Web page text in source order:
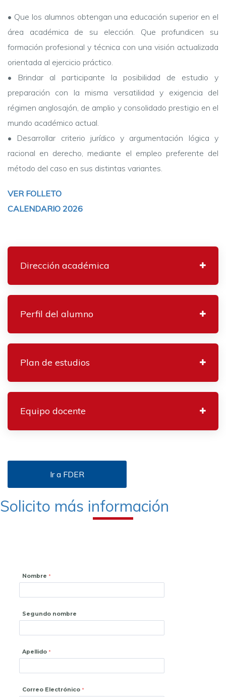
• Que los alumnos obtengan una educación superior en el
área académica de su elección. Que profundicen su
formación profesional y técnica con una visión actualizada
orientada al ejercicio práctico.
• Brindar al participante la posibilidad de estudio y
preparación con la misma versatilidad y exigencia del
régimen anglosajón, de amplio y consolidado prestigio en el
mundo académico actual.
• Desarrollar criterio jurídico y argumentación lógica y
racional en derecho, mediante el empleo preferente del
método del caso en sus distintas variantes.
VER FOLLETO
CALENDARIO 2026
Dirección académica
Perfil del alumno
Plan de estudios
Equipo docente
Ir a FDER
Solicito más información
Nombre
Segundo nombre
Apellido
Correo Electrónico